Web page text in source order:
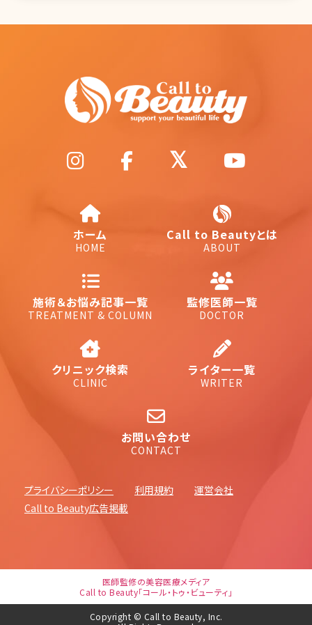
ホーム
HOME
Call to Beautyとは
ABOUT
施術＆お悩み記事一覧
TREATMENT & COLUMN
監修医師一覧
DOCTOR
クリニック検索
CLINIC
ライター一覧
WRITER
お問い合わせ
CONTACT
プライバシーポリシー 利用規約
運営会社
Call to Beauty広告掲載
医師監修の美容医療メディア
Call to Beauty「コール・トゥ・ビューティ」
Copyright © Call to Beauty, Inc.